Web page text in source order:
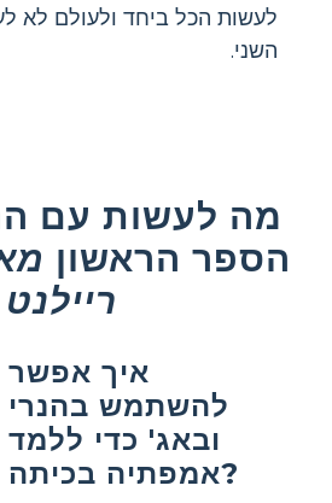
לעשות הכל ביחד ולעולם לא
השני.
מה לעשות עם
הספר הראשון
ריילנט
איך אפשר
להשתמש בהנרי
ובאג' כדי ללמד
אמפתיה בכיתה?